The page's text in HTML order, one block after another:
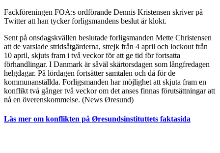
Fackföreningen FOA:s ordförande Dennis Kristensen skriver på
Twitter att han tycker forligsmandens beslut är klokt.
Sent på onsdagskvällen beslutade forligsmanden Mette Christensen
att de varslade stridsåtgärderna, strejk från 4 april och lockout från
10 april, skjuts fram i två veckor för att ge tid för fortsatta
förhandlingar. I Danmark är såväl skärtorsdagen som långfredagen
helgdagar. På lördagen fortsätter samtalen och då för de
kommunanställda. Forligsmanden har möjlighet att skjuta fram en
konflikt två gånger två veckor om det anses finnas förutsättningar att
nå en överenskommelse. (News Øresund)
Läs mer om konflikten på Øresundsinstituttets faktasida